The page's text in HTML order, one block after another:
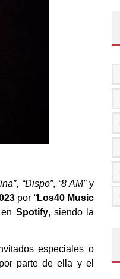
”, “Dispo”, “8 AM”y
por “Los40 Music
en Spotify, siendo la
especiales o
parte de ella y el